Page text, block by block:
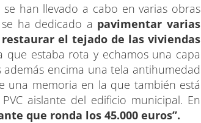
han llevado a cabo en varias obras
ha dedicado a pavimentar varias
restaurar el tejado de las viviendas
que estaba rota y echamos una capa
encima una tela antihumedad
una memoria en la que también está
aislante del edificio municipal. En
que ronda los 45.000 euros”.